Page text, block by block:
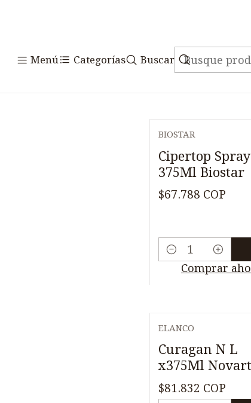
Menú Categorías Buscar
BIOSTAR
Cipertop
375Ml Biostar
$67.788 COP
Cantidad
Comprar
ELANCO
Curagan N L
x375Ml
$81.832 COP